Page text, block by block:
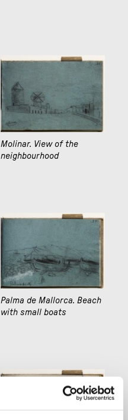
Molinar. View of the
neighbourhood
Palma de Mallorca. Beach
with small boats